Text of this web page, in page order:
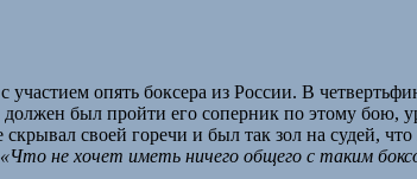
участием опять боксера из России. В
был пройти его соперник по этому бою,
своей горечи и был так зол на судей,
«Что не хочет иметь ничего общего с таким